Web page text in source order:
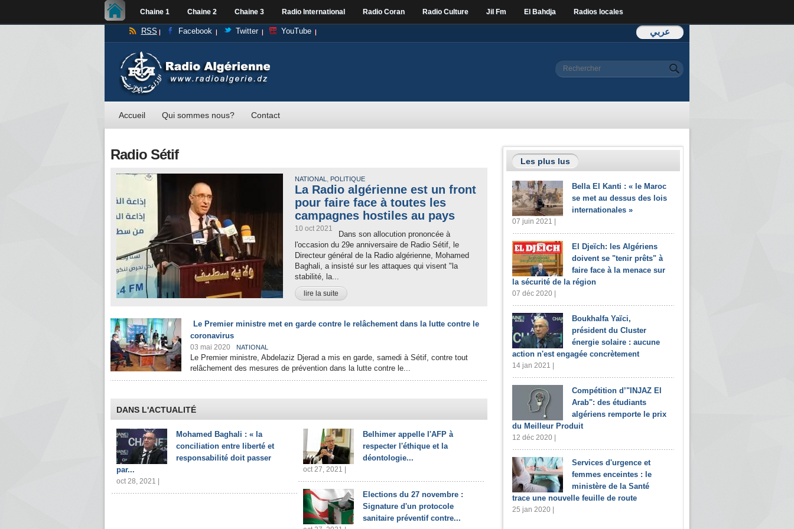
Chaine 1 Chaine 2 Chaine 3 Radio International Radio Coran Radio Culture Jil Fm El Bahdja Radios locales
عربي RSS Facebook Twitter YouTube
Formulaire de
Rechercher
Accueil Qui sommes nous? Contact
Radio Sétif
NATIONAL , POLITIQUE
La Radio algérienne est un front
pour faire face à toutes les
campagnes hostiles au pays
10 oct 2021
Dans son allocution prononcée à
l'occasion du 29e anniversaire de Radio Sétif, le
Directeur général de la Radio algérienne, Mohamed
Baghali, a insisté sur les attaques qui visent "la
stabilité, la...
lire la suite
Le Premier ministre met en garde contre le relâchement dans la lutte contre le
coronavirus
03 mai 2020 NATIONAL
Le Premier ministre, Abdelaziz Djerad a mis en garde, samedi à Sétif, contre tout
relâchement des mesures de prévention dans la lutte contre le...
DANS L'ACTUALITÉ
Mohamed Baghali : « la
conciliation entre liberté et
responsabilité doit passer
par...
oct 28, 2021 |
Belhimer appelle l'AFP à
respecter l'éthique et la
déontologie...
oct 27, 2021 |
Elections du 27 novembre :
Signature d'un protocole
sanitaire préventif contre...
Les plus lus
Bella El Kanti : « le Maroc
se met au dessus des lois
internationales »
07 juin 2021 |
El Djeïch: les Algériens
doivent se "tenir prêts" à
faire face à la menace sur
la sécurité de la région
07 déc 2020 |
Boukhalfa Yaïci,
président du Cluster
énergie solaire : aucune
action n'est engagée concrètement
14 jan 2021 |
Compétition d’"INJAZ El
Arab": des étudiants
algériens remporte le prix
du Meilleur Produit
12 déc 2020 |
Services d'urgence et
femmes enceintes : le
ministère de la Santé
trace une nouvelle feuille de route
25 jan 2020 |